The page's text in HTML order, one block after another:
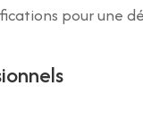
pour une